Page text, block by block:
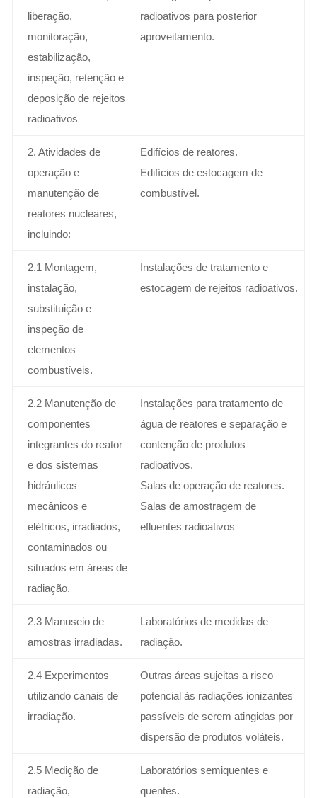
liberação,
monitoração,
estabilização,
inspeção, retenção e
deposição de rejeitos
radioativos
radioativos para posterior
aproveitamento.
2. Atividades de
operação e
manutenção de
reatores nucleares,
incluindo:
Edifícios de reatores.
Edifícios de estocagem de
combustível.
2.1 Montagem,
instalação,
substituição e
inspeção de
elementos
combustíveis.
Instalações de tratamento e
estocagem de rejeitos radioativos.
2.2 Manutenção de
componentes
integrantes do reator
e dos sistemas
hidráulicos
mecânicos e
elétricos, irradiados,
contaminados ou
situados em áreas de
radiação.
Instalações para tratamento de
água de reatores e separação e
contenção de produtos
radioativos.
Salas de operação de reatores.
Salas de amostragem de
efluentes radioativos
2.3 Manuseio de
amostras irradiadas.
Laboratórios de medidas de
radiação.
2.4 Experimentos
utilizando canais de
irradiação.
Outras áreas sujeitas a risco
potencial às radiações ionizantes
passíveis de serem atingidas por
dispersão de produtos voláteis.
2.5 Medição de
radiação,
Laboratórios semiquentes e
quentes.